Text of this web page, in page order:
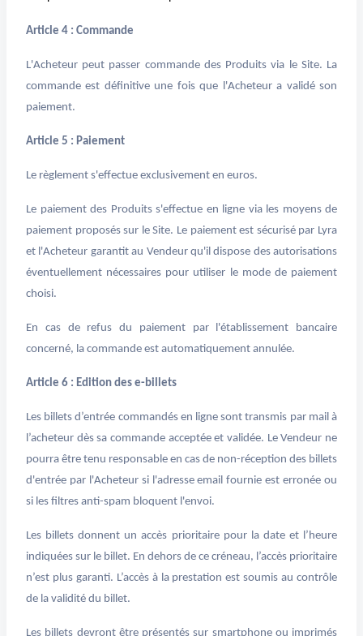
Article 4 : Commande
L'Acheteur peut passer commande des Produits via le Site. La
commande est définitive une fois que l'Acheteur a validé son
paiement.
Article 5 : Paiement
Le règlement s'effectue exclusivement en euros.
Le paiement des Produits s'effectue en ligne via les moyens de
paiement proposés sur le Site. Le paiement est sécurisé par Lyra
et l'Acheteur garantit au Vendeur qu'il dispose des autorisations
éventuellement nécessaires pour utiliser le mode de paiement
choisi.
En cas de refus du paiement par l'établissement bancaire
concerné, la commande est automatiquement annulée.
Article 6 : Edition des e-billets
Les billets d’entrée commandés en ligne sont transmis par mail à
l’acheteur dès sa commande acceptée et validée. Le Vendeur ne
pourra être tenu responsable en cas de non-réception des billets
d'entrée par l'Acheteur si l'adresse email fournie est erronée ou
si les filtres anti-spam bloquent l'envoi.
Les billets donnent un accès prioritaire pour la date et l’heure
indiquées sur le billet. En dehors de ce créneau, l’accès prioritaire
n’est plus garanti. L’accès à la prestation est soumis au contrôle
de la validité du billet.
Les billets devront être présentés sur smartphone ou imprimés